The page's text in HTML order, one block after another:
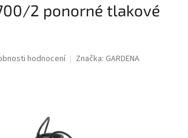
2 ponorné tlakové
hodnocení Značka: GARDENA